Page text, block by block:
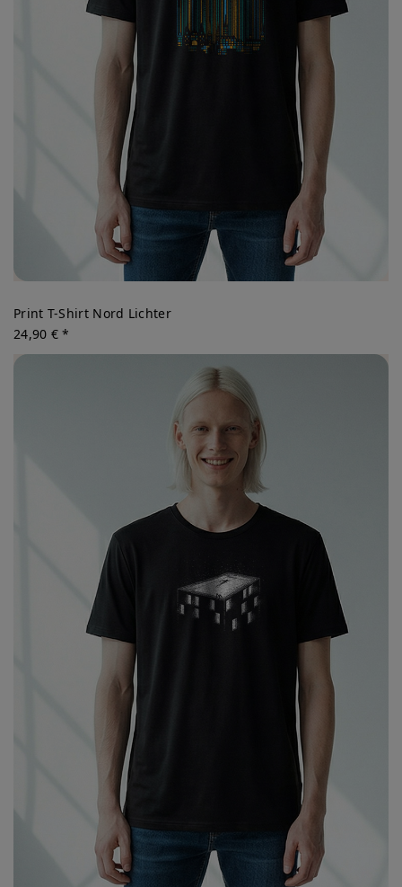
Print T-Shirt Nord Lichter
24,90 € *